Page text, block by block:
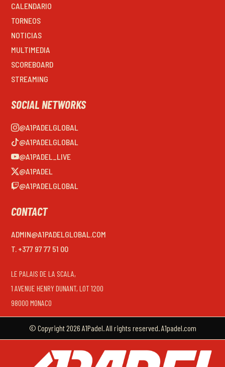
CALENDARIO
TORNEOS
NOTICIAS
MULTIMEDIA
SCOREBOARD
STREAMING
SOCIAL NETWORKS
@A1PADELGLOBAL
@A1PADELGLOBAL
@A1PADEL_LIVE
@A1PADEL
@A1PADELGLOBAL
CONTACT
ADMIN@A1PADELGLOBAL.COM
T. +377 97 77 51 00
LE PALAIS DE LA SCALA,
1 AVENUE HENRY DUNANT, LOT 1200
98000 MONACO
© Copyright 2026 A1Padel. All rights reserved. A1padel.com